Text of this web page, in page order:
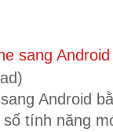
sang
Android
tính năng